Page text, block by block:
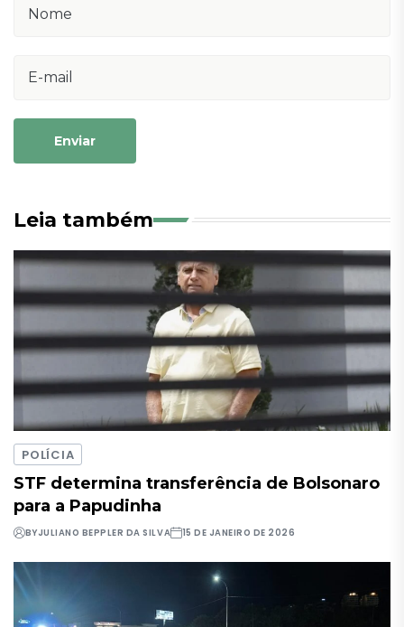
Enviar
Leia também
POLÍCIA
STF determina transferência de Bolsonaro
para a Papudinha
BYJULIANO BEPPLER DA SILVA 15 DE JANEIRO DE 2026